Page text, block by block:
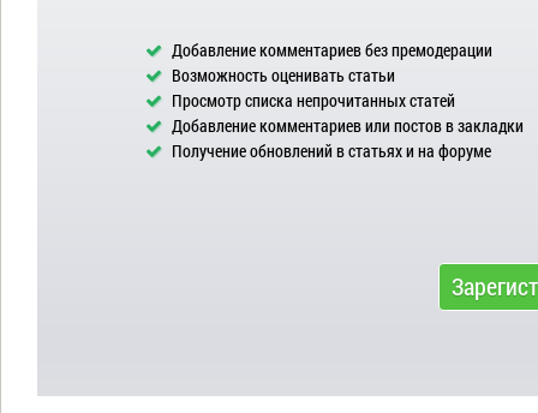
Добавление комментариев без премодерации
Возможность оценивать статьи
Просмотр списка непрочитанных статей
Добавление комментариев или постов в закладки
Получение обновлений в статьях и на форуме